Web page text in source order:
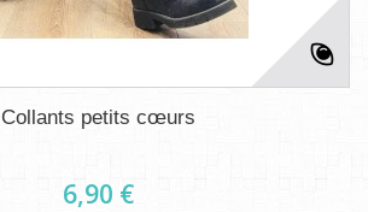
Collants petits cœurs
6,90 €